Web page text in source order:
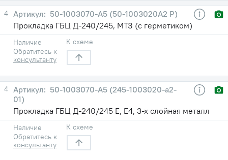
4
50-1003070-А5 (50-1003020А2 Р)
Прокладка ГБЦ Д-240/245, МТЗ (с герметиком)
Наличие
Обратитесь к
консультанту
К схеме
4
50-1003070-А5 (245-1003020-а2-
01)
Прокладка ГБЦ Д-240/245 Е, Е4, 3-х слойная металл
Наличие
Обратитесь к
консультанту
К схеме